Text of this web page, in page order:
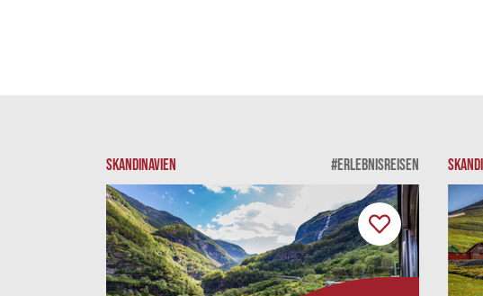
SKANDINAVIEN #ERLEBNISREISEN